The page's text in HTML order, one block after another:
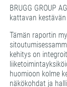
BRUGG GROUP
kattavan
Tämän raportin
kehitys on
huomioon kolme
näkökohdat ja